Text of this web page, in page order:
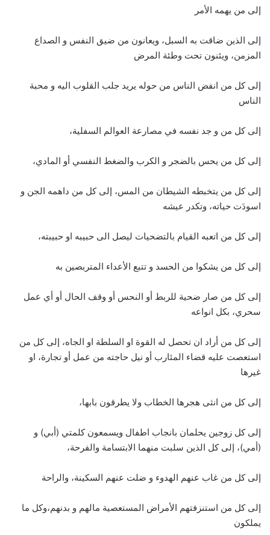
إلى من يهمه الأمر
إلى الذين ضاقت به السبل، ويعانون من ضيق النفس و الصداع
المزمن، ويئنون تحت وطئة المرض
إلى كل من انفض الناس من حوله يريد جلب القلوب اليه و محبة
الناس
إلى كل من و جد نفسه في مصارعة العوالم السفلية،
إلى كل من يحس بالضجر و الكرب والضغط النفسي أو المادي،
إلى كل من يتخبطه الشيطان من المس، إلى كل من داهمه الجن و
اسودَت حياته، وتكدر عيشه
إلى كل من اتعبه القيام بالتضحيات ليصل الى حبيبه او حبيبته،
إلى كل من يشكوا من الحسد و تتبع الأعداء المتربصين به
إلى كل من صار ضحية للربط أو النحس أو وقف الحال أو أي عمل
سحري، بكل انواعه
إلى كل من أراد ان تحصل له القوة او السلطة او الجاه، إلى كل من
استعصت عليه قضاء المئارب أو نيل حاجته من عمل أو تجارة، او
غيرها
إلى كل من انثى هجرها الخطاب ولا يطرقون بابها،
إلى كل زوجين يحلمان بانجاب اطفال ويسمعون كلمتي (أبي) و
(أمي)، إلى كل الذين سلبت منهما الابتسامة والفرحة،
إلى كل من غاب عنهم الهدوء و ضلت عنهم السكينة، والراحة
إلى كل من استنزفتهم الأمراض المستعصية مالهم و بدنهم،وكل ما
يملكون